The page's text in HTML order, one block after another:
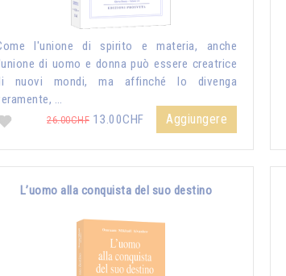
l'unione di spirito e materia, anche
di uomo e donna può essere creatrice
nuovi mondi, ma affinché lo divenga
…
26.00CHF 13.00CHF Aggiungere
L’uomo alla conquista del suo destino